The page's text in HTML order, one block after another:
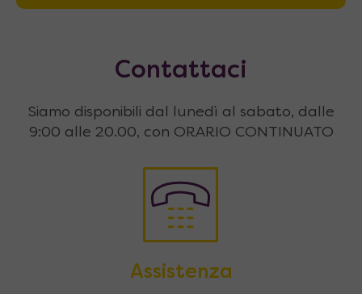
Contattaci
Siamo disponibili dal lunedì al sabato, dalle
9:00 alle 20.00, con ORARIO CONTINUATO
Assistenza